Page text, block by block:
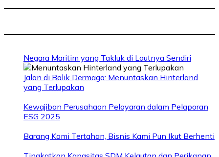
Negara Maritim yang Takluk di Lautnya Sendiri
Jalan di Balik Dermaga: Menuntaskan Hinterland
yang Terlupakan
Kewajiban Perusahaan Pelayaran dalam Pelaporan
ESG 2025
Barang Kami Tertahan, Bisnis Kami Pun Ikut Berhenti